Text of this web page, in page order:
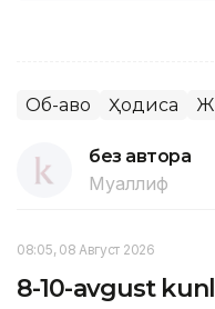
Об-ҳаво Ҳодиса
без автора
Муаллиф
08:05, 08 Август 2026
8-10-avgust